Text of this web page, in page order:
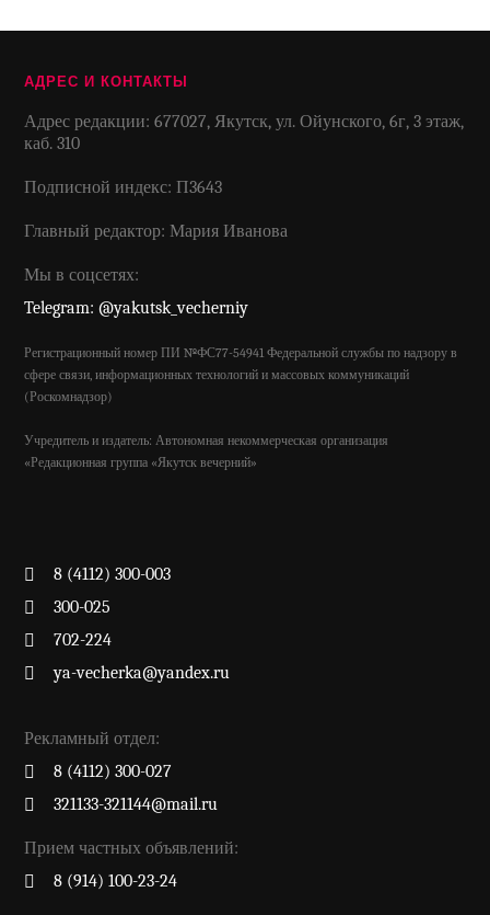
АДРЕС И КОНТАКТЫ
Адрес редакции: 677027, Якутск, ул. Ойунского, 6г, 3 этаж,
каб. 310
Подписной индекс: П3643
Главный редактор: Мария Иванова
Мы в соцсетях:
Telegram: @yakutsk_vecherniy
Регистрационный номер ПИ №ФС77-54941 Федеральной службы по надзору в
сфере связи, информационных технологий и массовых коммуникаций
(Роскомнадзор)
Учредитель и издатель: Автономная некоммерческая организация
«Редакционная группа «Якутск вечерний»
8 (4112) 300-003
300-025
702-224
ya-vecherka@yandex.ru
Рекламный отдел:
8 (4112) 300-027
321133-321144@mail.ru
Прием частных объявлений:
8 (914) 100-23-24